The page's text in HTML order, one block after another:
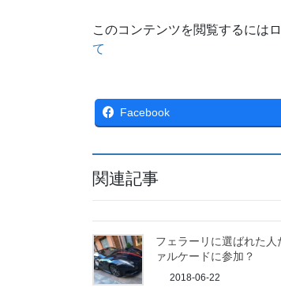
このコンテンツを閲覧するには
て
Facebook
関連記事
フェラーリに選ばれた
ァルケードに参加？
2018-06-22